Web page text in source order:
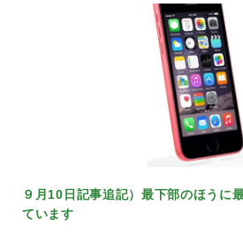
９月10日記事追記）最下部のほうに
ています